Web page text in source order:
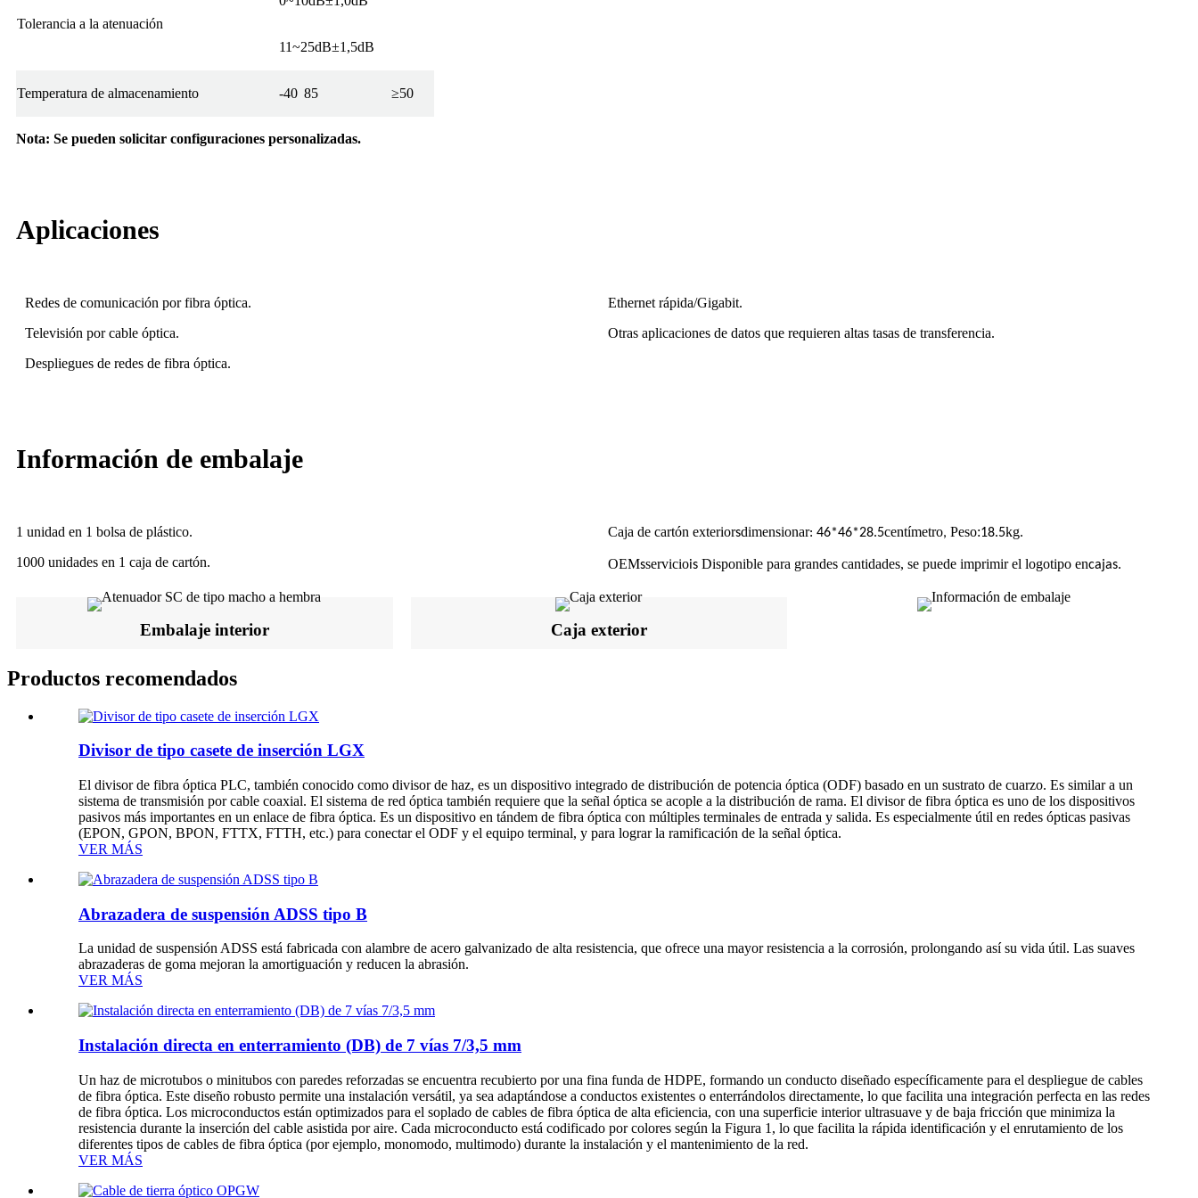
Tolerancia a la atenuación
11~25dB±1,5dB
Temperatura de almacenamiento -40 85 ≥50
Nota: Se pueden solicitar configuraciones personalizadas.
Aplicaciones
Redes de comunicación por fibra óptica.
Televisión por cable óptica.
Despliegues de redes de fibra óptica.
Ethernet rápida/Gigabit.
Otras aplicaciones de datos que requieren altas tasas de transferencia.
Información de embalaje
1 unidad en 1 bolsa de plástico.
1000 unidades en 1 caja de cartón.
Caja de cartón exteriorsdimensionar: 46*46*28.5centímetro, Peso:18.5kg.
OEMsserviciois Disponible para grandes cantidades, se puede imprimir el logotipo encajas.
Embalaje interior Caja exterior
Productos recomendados
Divisor de tipo casete de inserción LGX
El divisor de fibra óptica PLC, también conocido como divisor de haz, es un dispositivo integrado de distribución de potencia óptica (ODF) basado en un sustrato de cuarzo. Es similar a un
sistema de transmisión por cable coaxial. El sistema de red óptica también requiere que la señal óptica se acople a la distribución de rama. El divisor de fibra óptica es uno de los dispositivos
pasivos más importantes en un enlace de fibra óptica. Es un dispositivo en tándem de fibra óptica con múltiples terminales de entrada y salida. Es especialmente útil en redes ópticas pasivas
(EPON, GPON, BPON, FTTX, FTTH, etc.) para conectar el ODF y el equipo terminal, y para lograr la ramificación de la señal óptica.
VER MÁS
Abrazadera de suspensión ADSS tipo B
La unidad de suspensión ADSS está fabricada con alambre de acero galvanizado de alta resistencia, que ofrece una mayor resistencia a la corrosión, prolongando así su vida útil. Las suaves
abrazaderas de goma mejoran la amortiguación y reducen la abrasión.
VER MÁS
Instalación directa en enterramiento (DB) de 7 vías 7/3,5 mm
Un haz de microtubos o minitubos con paredes reforzadas se encuentra recubierto por una fina funda de HDPE, formando un conducto diseñado específicamente para el despliegue de cables
de fibra óptica. Este diseño robusto permite una instalación versátil, ya sea adaptándose a conductos existentes o enterrándolos directamente, lo que facilita una integración perfecta en las redes
de fibra óptica. Los microconductos están optimizados para el soplado de cables de fibra óptica de alta eficiencia, con una superficie interior ultrasuave y de baja fricción que minimiza la
resistencia durante la inserción del cable asistida por aire. Cada microconducto está codificado por colores según la Figura 1, lo que facilita la rápida identificación y el enrutamiento de los
diferentes tipos de cables de fibra óptica (por ejemplo, monomodo, multimodo) durante la instalación y el mantenimiento de la red.
VER MÁS